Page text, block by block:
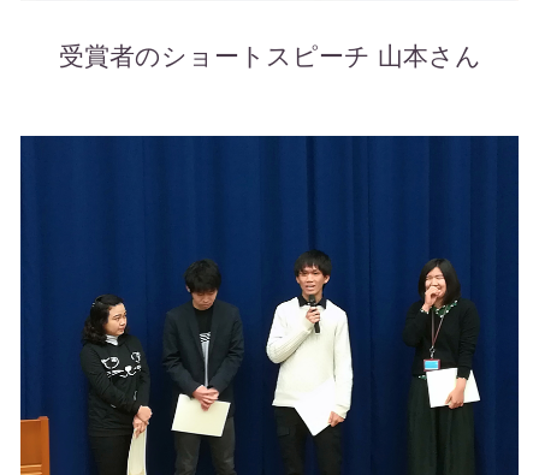
受賞者のショートスピーチ 山本さん